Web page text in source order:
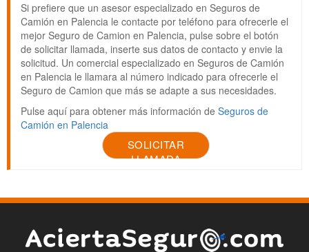
Si prefiere que un asesor especializado en Seguros de
Camión en Palencia le contacte por teléfono para ofrecerle el
mejor Seguro de Camion en Palencia, pulse sobre el botón
de solicitar llamada, inserte sus datos de contacto y envie la
solicitud. Un comercial especializado en Seguros de Camión
en Palencia le llamara al número indicado para ofrecerle el
Seguro de Camion que más se adapte a sus necesidades.
Pulse aquí para obtener más información de Seguros de
Camión en Palencia
SOLICITAR
LLAMADA